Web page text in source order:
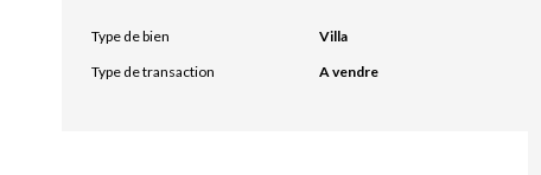
Type de bien
Villa
Type de transaction
A vendre